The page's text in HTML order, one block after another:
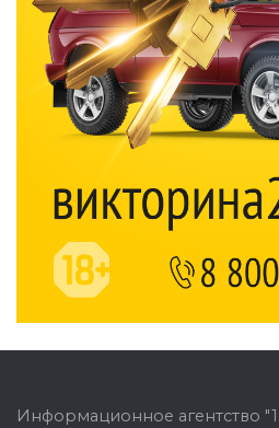
Информационное агентство